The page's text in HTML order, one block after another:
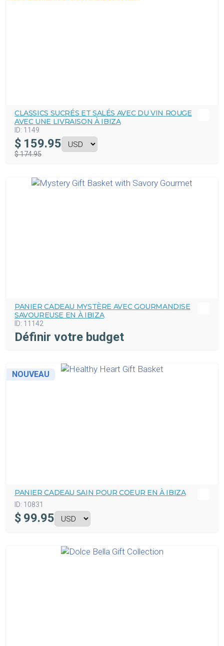
CLASSICS SUCRÉS ET SALÉS AVEC DU VIN ROUGE
AVEC UNE LIVRAISON À IBIZA
ID: 1149
$ 159.95
$ 174.95
PANIER CADEAU MYSTÈRE AVEC GOURMANDISE
SAVOUREUSE EN À IBIZA
ID: 11142
Définir votre budget
NOUVEAU
PANIER CADEAU SAIN POUR COEUR EN À IBIZA
ID: 10831
$ 99.95